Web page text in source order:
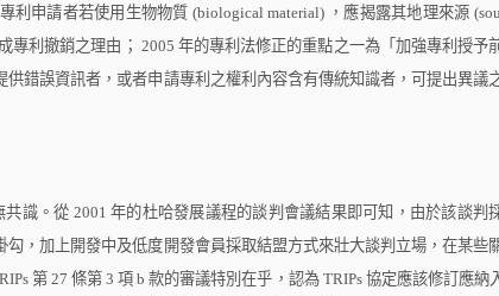
利申請者若使用生物物質 (biological material) ，應揭露其地理來源
專利撤銷之理由； 2005 年的專利法修正的重點之一為「加強專利授予
錯誤資訊者，或者申請專利之權利內容含有傳統知識者，可提出異議
識。從 2001年的杜哈發展議程的談判會議結果即可知，由於該談判
勾，加上開發中及低度開發會員採取結盟方式來壯大談判立場，在某些
第 27條第 3項 b款的審議特別在乎，認為TRIPs 協定應該修訂應納